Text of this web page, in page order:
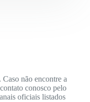
não encontre a
conosco pelo
oficiais listados